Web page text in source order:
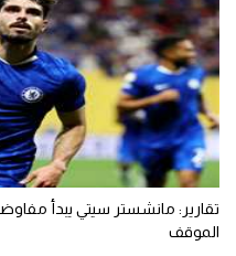
تقارير: مانشستر سيتي يبدأ
الموقف